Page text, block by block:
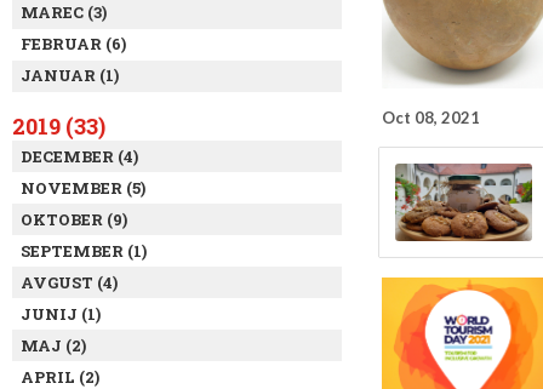
MAREC (3)
FEBRUAR (6)
JANUAR (1)
2019 (33)
DECEMBER (4)
NOVEMBER (5)
OKTOBER (9)
SEPTEMBER (1)
AVGUST (4)
JUNIJ (1)
MAJ (2)
APRIL (2)
Oct 08, 2021